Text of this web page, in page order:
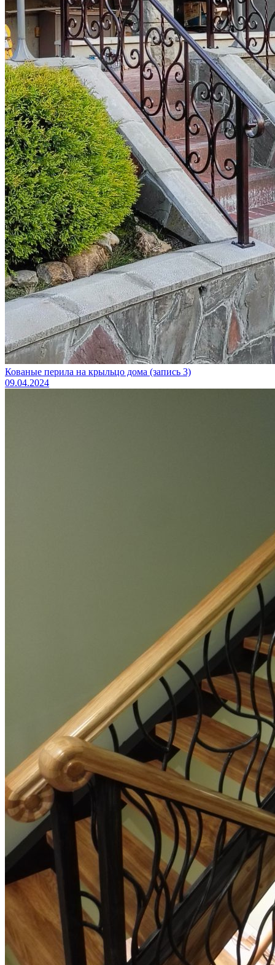
Кованые перила на крыльцо дома (запись 3)
09.04.2024